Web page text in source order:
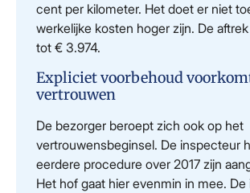
cent per kilometer. Het doet er niet
werkelijke kosten hoger zijn. De
tot € 3.974.
Expliciet voorbehoud
vertrouwen
De bezorger beroept zich ook op het
vertrouwensbeginsel. De inspecteur
eerdere procedure over 2017 zijn
Het hof gaat hier evenmin in mee.